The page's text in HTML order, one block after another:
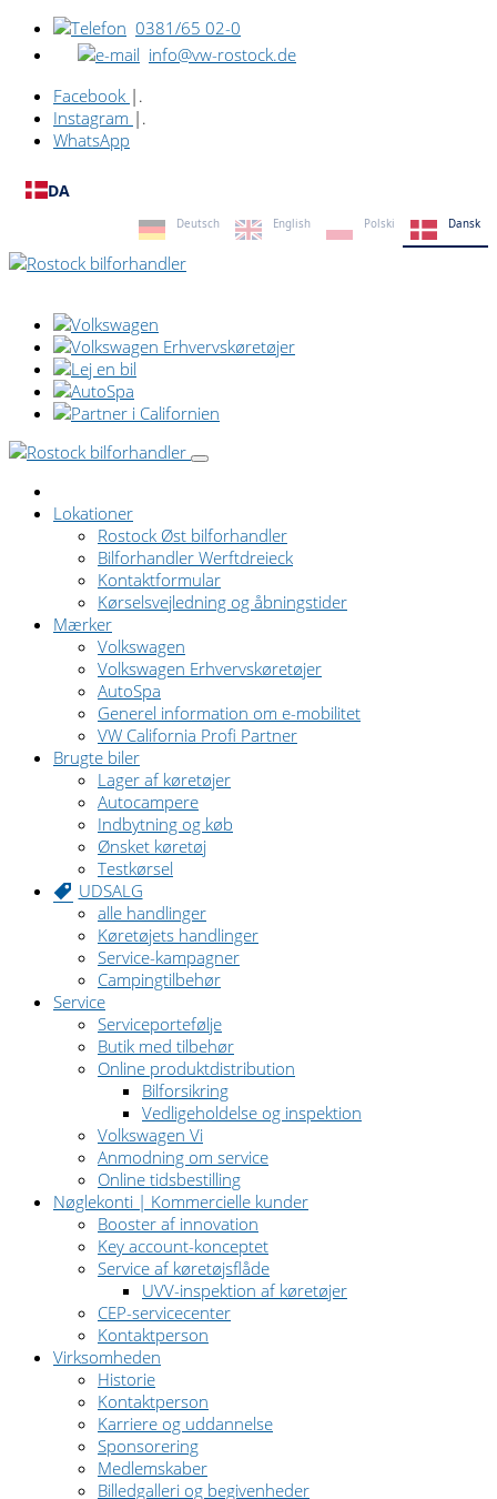
0381/65 02-0
info@vw-rostock.de
Facebook |.
Instagram |.
WhatsApp
DA
Deutsch English Polski Dansk
Lokationer
Rostock Øst bilforhandler
Bilforhandler Werftdreieck
Kontaktformular
Kørselsvejledning og åbningstider
Mærker
Volkswagen
Volkswagen Erhvervskøretøjer
AutoSpa
Generel information om e-mobilitet
VW California Profi Partner
Brugte biler
Lager af køretøjer
Autocampere
Indbytning og køb
Ønsket køretøj
Testkørsel
UDSALG
alle handlinger
Køretøjets handlinger
Service-kampagner
Campingtilbehør
Service
Serviceportefølje
Butik med tilbehør
Online produktdistribution
Bilforsikring
Vedligeholdelse og inspektion
Volkswagen Vi
Anmodning om service
Online tidsbestilling
Nøglekonti | Kommercielle kunder
Booster af innovation
Key account-konceptet
Service af køretøjsflåde
UVV-inspektion af køretøjer
CEP-servicecenter
Kontaktperson
Virksomheden
Historie
Kontaktperson
Karriere og uddannelse
Sponsorering
Medlemskaber
Billedgalleri og begivenheder